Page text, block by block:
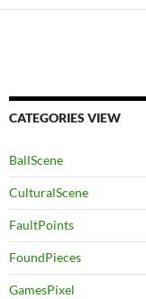
CATEGORIES VIEW
BallScene
CulturalScene
FaultPoints
FoundPieces
GamesPixel